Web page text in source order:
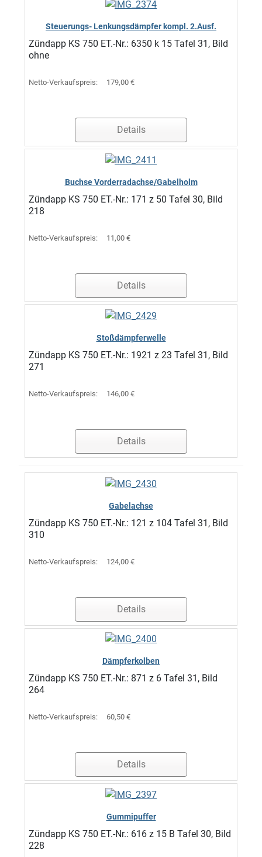
Steuerungs- Lenkungsdämpfer kompl. 2.Ausf.
Zündapp KS 750 ET.-Nr.: 6350 k 15 Tafel 31, Bild
ohne
Netto-Verkaufspreis: 179,00 €
Details
Buchse Vorderradachse/Gabelholm
Zündapp KS 750 ET.-Nr.: 171 z 50 Tafel 30, Bild
218
Netto-Verkaufspreis: 11,00 €
Details
Stoßdämpferwelle
Zündapp KS 750 ET.-Nr.: 1921 z 23 Tafel 31, Bild
271
Netto-Verkaufspreis: 146,00 €
Details
Gabelachse
Zündapp KS 750 ET.-Nr.: 121 z 104 Tafel 31, Bild
310
Netto-Verkaufspreis: 124,00 €
Details
Dämpferkolben
Zündapp KS 750 ET.-Nr.: 871 z 6 Tafel 31, Bild
264
Netto-Verkaufspreis: 60,50 €
Details
Gummipuffer
Zündapp KS 750 ET.-Nr.: 616 z 15 B Tafel 30, Bild
228